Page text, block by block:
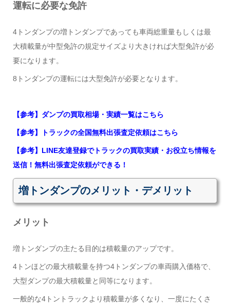
運転に必要な免許
4トンダンプの増トンダンプであっても車両総重量もしくは最
大積載量が中型免許の規定サイズより大きければ大型免許が必
要になります。
8トンダンプの運転には大型免許が必要となります。
【参考】ダンプの買取相場・実績一覧はこちら
【参考】トラックの全国無料出張査定依頼はこちら
【参考】LINE友達登録でトラックの買取実績・お役立ち情報を
送信！無料出張査定依頼ができる！
増トンダンプのメリット・デメリット
メリット
増トンダンプの主たる目的は積載量のアップです。
4トンほどの最大積載量を持つ4トンダンプの車両購入価格で、
大型ダンプの最大積載量と同等になります。
一般的な4トントラックより積載量が多くなり、一度にたくさ